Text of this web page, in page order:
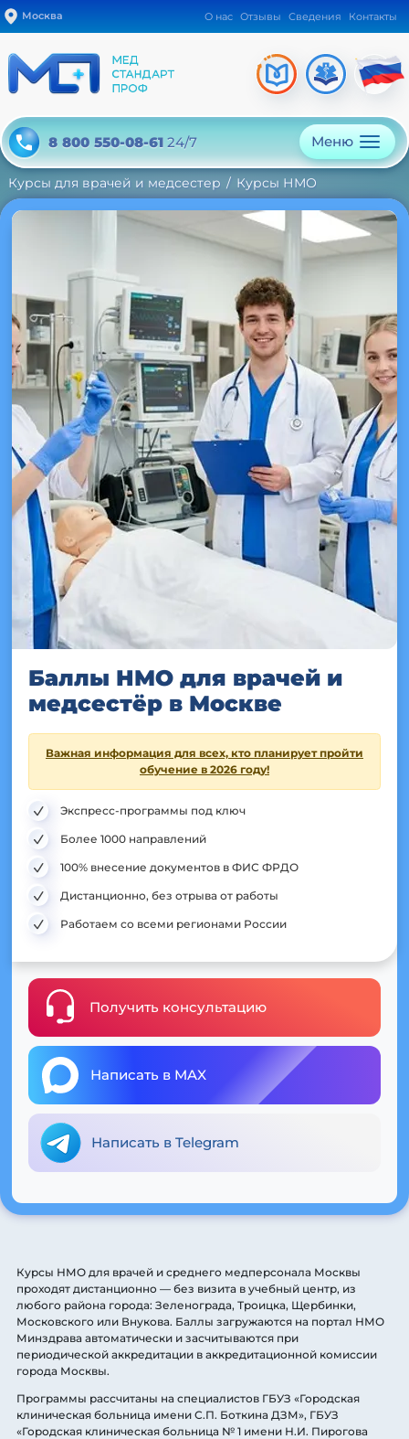
Москва О нас Отзывы Сведения Контакты
8 800 550-08-61 24/7 Меню
Курсы для врачей и медсестер Курсы НМО
Баллы НМО для врачей и
медсестёр в Москве
Важная информация для всех, кто планирует пройти
обучение в 2026 году!
Экспресс-программы под ключ
Более 1000 направлений
100% внесение документов в ФИС ФРДО
Дистанционно, без отрыва от работы
Работаем со всеми регионами России
Получить консультацию
Написать в MAX
Написать в Telegram
Курсы НМО для врачей и среднего медперсонала Москвы
проходят дистанционно — без визита в учебный центр, из
любого района города: Зеленограда, Троицка, Щербинки,
Московского или Внукова. Баллы загружаются на портал НМО
Минздрава автоматически и засчитываются при
периодической аккредитации в аккредитационной комиссии
города Москвы.
Программы рассчитаны на специалистов ГБУЗ «Городская
клиническая больница имени С.П. Боткина ДЗМ», ГБУЗ
«Городская клиническая больница № 1 имени Н.И. Пирогова